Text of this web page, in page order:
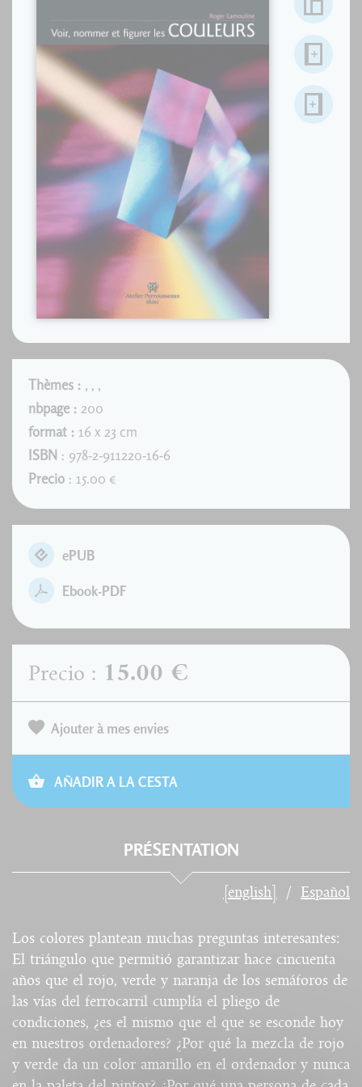
Thèmes : , , ,
nbpage : 200
format : 16 x 23 cm
ISBN : 978-2-911220-16-6
Precio : 15.00 €
ePUB
Ebook-PDF
Precio : 15.00 €
Ajouter à mes envies
AÑADIR A LA CESTA
PRÉSENTATION
[english] Español
Los colores plantean muchas preguntas interesantes:
El triángulo que permitió garantizar hace cincuenta
años que el rojo, verde y naranja de los semáforos de
las vías del ferrocarril cumplía el pliego de
condiciones, ¿es el mismo que el que se esconde hoy
en nuestros ordenadores? ¿Por qué la mezcla de rojo
y verde da un color amarillo en el ordenador y nunca